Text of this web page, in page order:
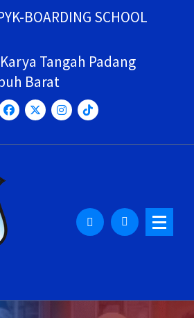
BOARDING SCHOOL
Tangah Padang
Barat